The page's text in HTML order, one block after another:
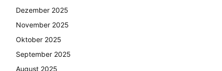
Dezember 2025
November 2025
Oktober 2025
September 2025
August 2025